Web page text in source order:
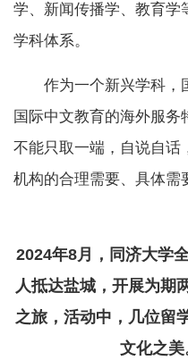
学、新闻传播学、教育学
学科体系。
作为一个新兴学科，国
国际中文教育的海外服
不能只取一端，自说自话
机构的合理需要、具体需
2024年8月，同济大学
人抵达盐城，开展为期
之旅，活动中，几位留
文化之美